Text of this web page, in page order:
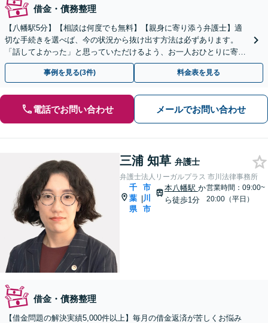
借金・債務整理
【八幡駅5分】【相談は何度でも無料】【親身に寄り添う弁護士】適
切な手続きを選べば、今の状況から抜け出す方法は必ずあります。
「話してよかった」と思っていただけるよう、お一人おひとりに寄り
添いながら解決まで伴走いたします。ぜひご相談ください。
事例を見る(3件) 料金表を見る
電話でお問い合わせ メールでお問い合わせ
三浦 知草 弁護士
弁護士法人リーガルプラス 市川法律事務所
千
葉
県
|
市
川
市
本八幡駅 か
ら徒歩1分
営業時間：09:00~
20:00（平日）
借金・債務整理
【借金問題の解決実績5,000件以上】毎月の借金返済が苦しくお悩み